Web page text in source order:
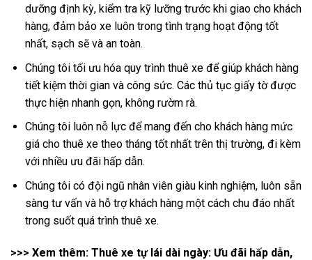
dưỡng định kỳ, kiểm tra kỹ lưỡng trước khi giao cho khách
hàng, đảm bảo xe luôn trong tình trạng hoạt động tốt
nhất, sạch sẽ và an toàn.
Chúng tôi tối ưu hóa quy trình thuê xe để giúp khách hàng
tiết kiệm thời gian và công sức. Các thủ tục giấy tờ được
thực hiện nhanh gọn, không rườm rà.
Chúng tôi luôn nỗ lực để mang đến cho khách hàng mức
giá cho thuê xe theo tháng tốt nhất trên thị trường, đi kèm
với nhiều ưu đãi hấp dẫn.
Chúng tôi có đội ngũ nhân viên giàu kinh nghiệm, luôn sẵn
sàng tư vấn và hỗ trợ khách hàng một cách chu đáo nhất
trong suốt quá trình thuê xe.
>>> Xem thêm: Thuê xe tự lái dài ngày: Ưu đãi hấp dẫn,